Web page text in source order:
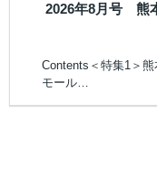
2026年8月号 熊
Contents＜特集1＞
モール…